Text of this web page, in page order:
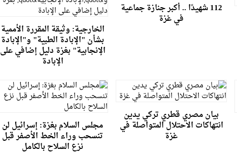
112 شهيدًا .. أكبر جنازة جماعية
في غزة
الخارجية: وثيقة المقررة الأممية
بشأن "الإبادة الطبية" و"الإبادة
الإنجابية" بغزة دليل إضافي على
الإبادة
بيان مصري قطري تركي يدين
انتهاكات الاحتلال المتواصلة في
غزة
مجلس السلام بغزة: إسرائيل لن
تنسحب وراء الخط الأصفر قبل
نزع السلاح بالكامل